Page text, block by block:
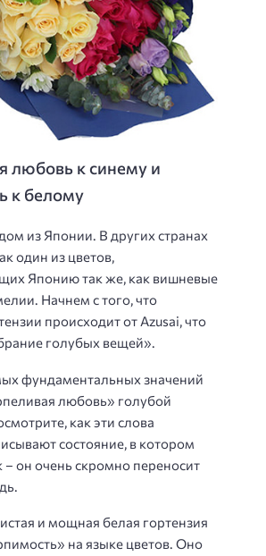
любовь к синему и
к белому
из Японии. В других странах
один из цветов,
Японию так же, как вишневые
Начнем с того, что
происходит от Azusai, что
голубых вещей».
фундаментальных значений
любовь» голубой
как эти слова
состояние, в котором
– он очень скромно переносит
и мощная белая гортензия
на языке цветов. Оно